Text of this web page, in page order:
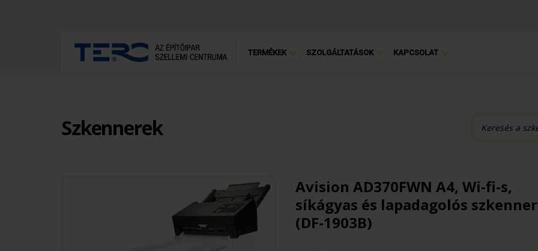
TERMÉKEK SZOLGÁLTATÁSOK KAPCSOLAT
Szkennerek
Avision AD370FWN A4, Wi-fi-s,
síkágyas és lapadagolós szkenner
(DF-1903B)